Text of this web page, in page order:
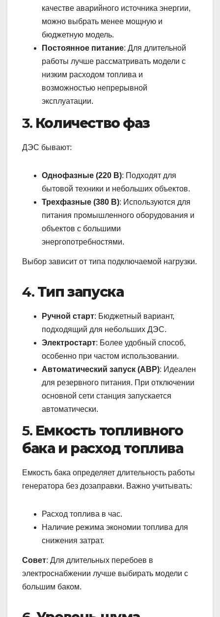
качестве аварийного источника энергии,
можно выбрать менее мощную и
бюджетную модель.
Постоянное питание: Для длительной
работы лучше рассматривать модели с
низким расходом топлива и
возможностью непрерывной
эксплуатации.
3. Количество фаз
ДЭС бывают:
Однофазные (220 В): Подходят для
бытовой техники и небольших объектов.
Трехфазные (380 В): Используются для
питания промышленного оборудования и
объектов с большими
энергопотребностями.
Выбор зависит от типа подключаемой нагрузки.
4. Тип запуска
Ручной старт: Бюджетный вариант,
подходящий для небольших ДЭС.
Электростарт: Более удобный способ,
особенно при частом использовании.
Автоматический запуск (АВР): Идеален
для резервного питания. При отключении
основной сети станция запускается
автоматически.
5. Емкость топливного
бака и расход топлива
Емкость бака определяет длительность работы
генератора без дозаправки. Важно учитывать:
Расход топлива в час.
Наличие режима экономии топлива для
снижения затрат.
Совет: Для длительных перебоев в
электроснабжении лучше выбирать модели с
большим баком.